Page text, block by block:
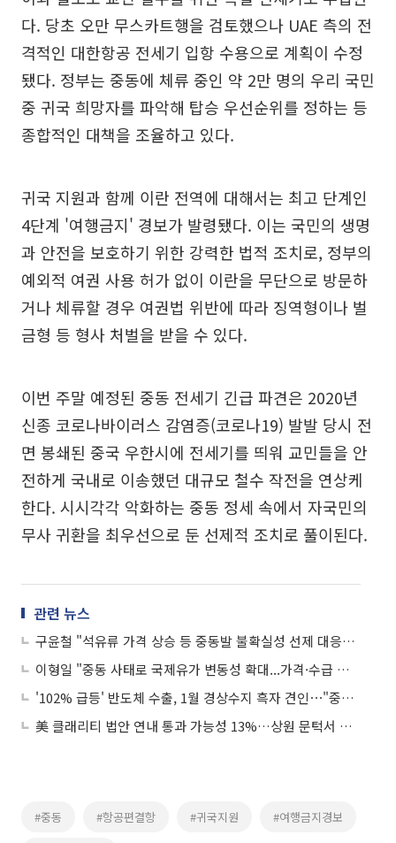
다. 당초 오만 무스카트행을 검토했으나 UAE 측의 전
격적인 대한항공 전세기 입항 수용으로 계획이 수정
됐다. 정부는 중동에 체류 중인 약 2만 명의 우리 국민
중 귀국 희망자를 파악해 탑승 우선순위를 정하는 등
종합적인 대책을 조율하고 있다.
귀국 지원과 함께 이란 전역에 대해서는 최고 단계인
4단계 '여행금지' 경보가 발령됐다. 이는 국민의 생명
과 안전을 보호하기 위한 강력한 법적 조치로, 정부의
예외적 여권 사용 허가 없이 이란을 무단으로 방문하
거나 체류할 경우 여권법 위반에 따라 징역형이나 벌
금형 등 형사 처벌을 받을 수 있다.
이번 주말 예정된 중동 전세기 긴급 파견은 2020년
신종 코로나바이러스 감염증(코로나19) 발발 당시 전
면 봉쇄된 중국 우한시에 전세기를 띄워 교민들을 안
전하게 국내로 이송했던 대규모 철수 작전을 연상케
한다. 시시각각 악화하는 중동 정세 속에서 자국민의
무사 귀환을 최우선으로 둔 선제적 조치로 풀이된다.
관련 뉴스
구윤철 "석유류 가격 상승 등 중동발 불확실성 선제 대응하라"
이형일 "중동 사태로 국제유가 변동성 확대...가격·수급 안정에 총력 다해달라"
'102% 급등' 반도체 수출, 1월 경상수지 흑자 견인⋯"중동발 불확실성 상존"
美 클래리티 법안 연내 통과 가능성 13%…상원 문턱서 제동
#중동 #항공편결항 #귀국지원 #여행금지경보